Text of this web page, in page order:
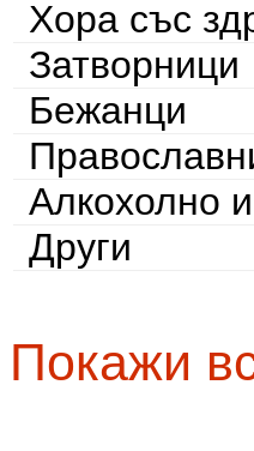
Хора със
Затворници
Бежанци
Алкохолно
Други
Покажи